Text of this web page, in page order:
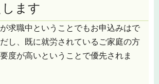
ます
求職中ということでもお申込みはで
し、既に就労されているご家庭の方
度が高いということで優先されま